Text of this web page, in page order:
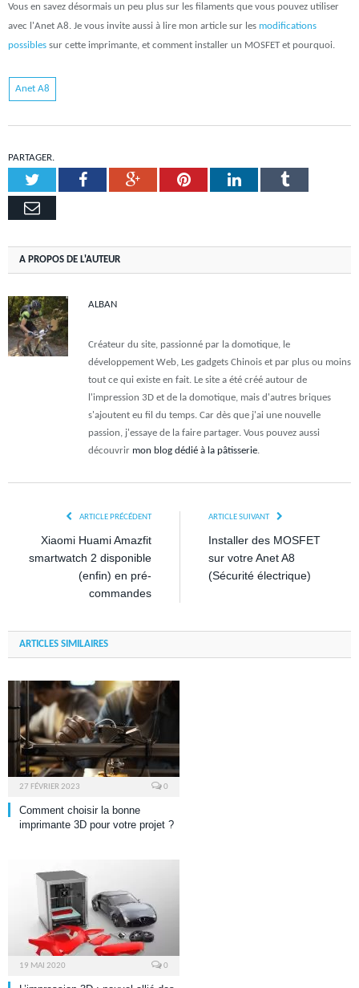
Vous en savez désormais un peu plus sur les filaments que vous pouvez utiliser
avec l'Anet A8. Je vous invite aussi à lire mon article sur les modifications
possibles sur cette imprimante, et comment installer un MOSFET et pourquoi.
Anet A8
PARTAGER.
TwitterFacebookGoogle+PinterestLinkedInTumblr
Email
A PROPOS DE L'AUTEUR
ALBAN
Créateur du site, passionné par la domotique, le
développement Web, Les gadgets Chinois et par plus ou moins
tout ce qui existe en fait. Le site a été créé autour de
l'impression 3D et de la domotique, mais d'autres briques
s'ajoutent eu fil du temps. Car dès que j'ai une nouvelle
passion, j'essaye de la faire partager. Vous pouvez aussi
découvrir mon blog dédié à la pâtisserie
ARTICLE PRÉCÉDENT
Xiaomi Huami Amazfit
smartwatch 2 disponible
(enfin) en pré-
commandes
ARTICLE SUIVANT
Installer des MOSFET
sur votre Anet A8
(Sécurité électrique)
ARTICLES SIMILAIRES
27 FÉVRIER 2023 0
Comment choisir la bonne
imprimante 3D pour votre projet ?
19 MAI 2020 0